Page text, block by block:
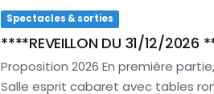
Spectacles & sorties
****REVEILLON DU 31/12/2026
Proposition 2026 En première
Salle esprit cabaret avec tables